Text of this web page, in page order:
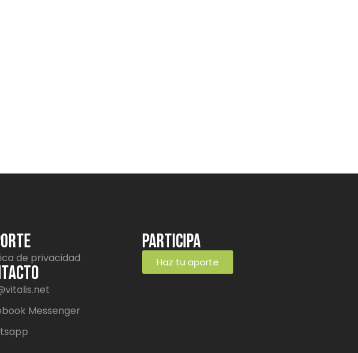
de privacidad
Messenger
Participa
Haz tu aporte